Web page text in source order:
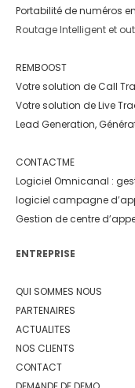
Portabilité de numéros
Routage Intelligent et
REMBOOST
Votre solution de Call
Votre solution de Live
Lead Generation,
CONTACTME
Logiciel Omnicanal :
logiciel campagne
Gestion de centre
ENTREPRISE
QUI SOMMES NOUS
PARTENAIRES
ACTUALITES
NOS CLIENTS
CONTACT